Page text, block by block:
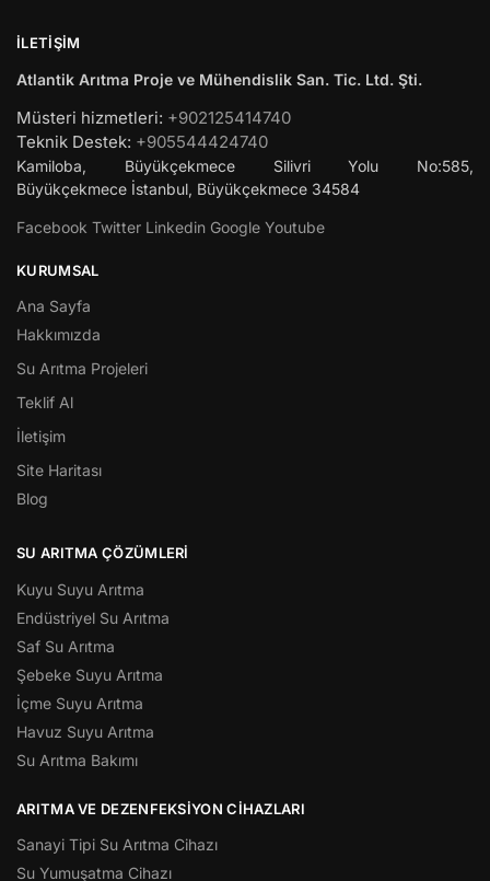
İLETIŞIM
Atlantik Arıtma Proje ve Mühendislik San. Tic. Ltd. Şti.
Müsteri hizmetleri: +902125414740
Teknik Destek: +905544424740
Kamiloba, Büyükçekmece Silivri Yolu No:585,
Büyükçekmece İstanbul, Büyükçekmece 34584
Facebook Twitter Linkedin Google Youtube
KURUMSAL
Ana Sayfa
Hakkımızda
Su Arıtma Projeleri
Teklif Al
İletişim
Site Haritası
Blog
SU ARITMA ÇÖZÜMLERI
Kuyu Suyu Arıtma
Endüstriyel Su Arıtma
Saf Su Arıtma
Şebeke Suyu Arıtma
İçme Suyu Arıtma
Havuz Suyu Arıtma
Su Arıtma Bakımı
ARITMA VE DEZENFEKSIYON CIHAZLARI
Sanayi Tipi Su Arıtma Cihazı
Su Yumuşatma Cihazı